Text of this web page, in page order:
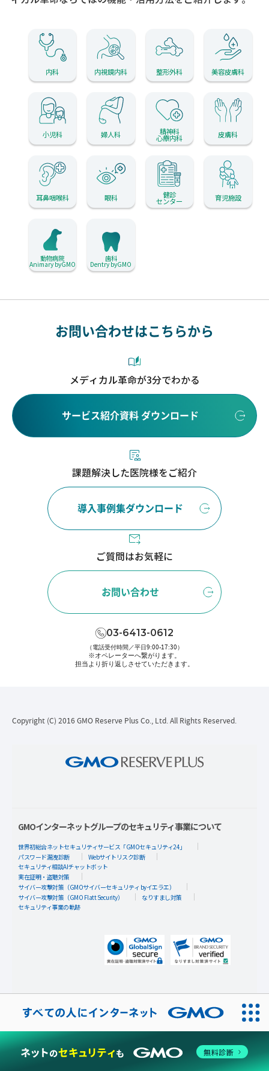
内科 内視鏡内科 整形外科 美容皮膚科
小児科 婦人科 精神科
心療内科 皮膚科
耳鼻咽喉科 眼科 健診
センター 育児施設
動物病院
Animary byGMO
歯科
Dentry byGMO
お問い合わせはこちらから
メディカル革命が3分でわかる
サービス紹介資料 ダウンロード
課題解決した医院様をご紹介
導入事例集ダウンロード
ご質問はお気軽に
お問い合わせ
03-6413-0612
（電話受付時間／平日9:00-17:30）
※オペレーターへ繋がります。
担当より折り返しさせていただきます。
Copyright (C) 2016 GMO Reserve Plus Co., Ltd. All Rights Reserved.
GMOインターネットグループのセキュリティ事業について
世界初総合ネットセキュリティサービス「GMOセキュリティ24」
パスワード漏洩診断
Webサイトリスク診断
セキュリティ相談AIチャットボット
実在証明・盗聴対策
サイバー攻撃対策（GMOサイバーセキュリティ byイエラエ）
サイバー攻撃対策（GMO Flatt Security）
なりすまし対策
セキュリティ事業の軌跡
無料診断